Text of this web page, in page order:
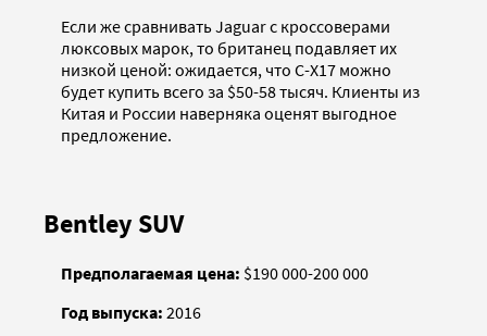
Если же сравнивать Jaguar с кроссоверами
люксовых марок, то британец подавляет их
низкой ценой: ожидается, что C-X17 можно
будет купить всего за $50-58 тысяч. Клиенты из
Китая и России наверняка оценят выгодное
предложение.
Bentley SUV
Предполагаемая цена: $190 000-200 000
Год выпуска: 2016